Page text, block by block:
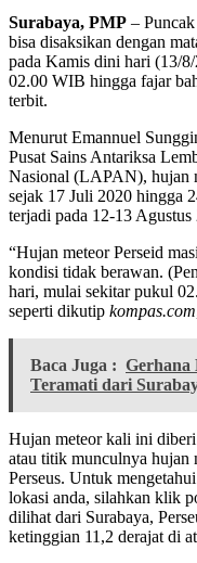
Surabaya, PMP –
bisa disaksikan dengan
pada Kamis dini hari (13/
02.00 WIB hingga fajar
terbit.
Menurut Emannuel
Pusat Sains Antariksa
Nasional (LAPAN), hujan
sejak 17 Juli 2020 hingga
terjadi pada 12-13 Agustus
“Hujan meteor Perseid
kondisi tidak berawan.
hari, mulai sekitar pukul
seperti dikutip kompas.com
Baca Juga : Gerhana
Teramati dari
Hujan meteor kali ini
atau titik munculnya hujan
Perseus. Untuk
lokasi anda, silahkan klik
dilihat dari Surabaya,
ketinggian 11,2 derajat di